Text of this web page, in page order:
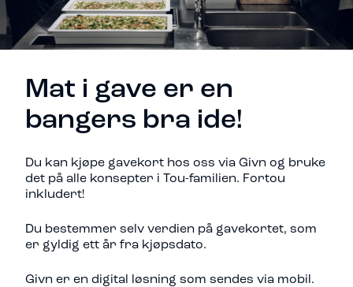
Mat i gave er en
bangers bra ide!
Du kan kjøpe gavekort hos oss via Givn og bruke
det på alle konsepter i Tou-familien. Fortou
inkludert!
Du bestemmer selv verdien på gavekortet, som
er gyldig ett år fra kjøpsdato.
Givn er en digital løsning som sendes via mobil.